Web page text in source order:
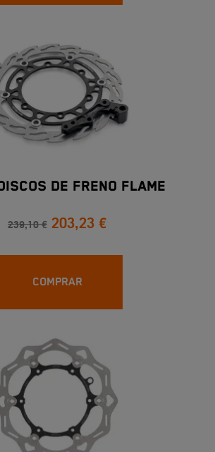
DE FRENO FLAME
239,10 € 203,23 €
COMPRAR